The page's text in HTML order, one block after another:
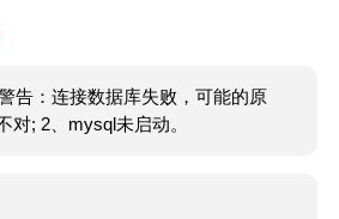
告：连接数据库失败，可能的原
对; 2、mysql未启动。